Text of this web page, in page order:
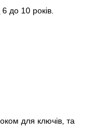
до 10 років.
для ключів, та